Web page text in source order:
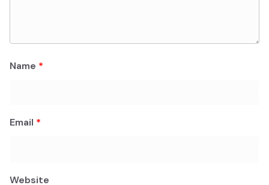
Name *
Email *
Website